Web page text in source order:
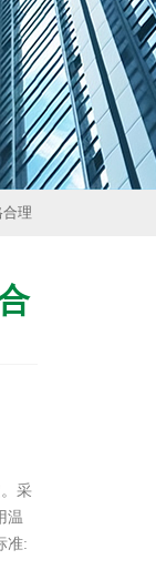
合理
采
温
准: